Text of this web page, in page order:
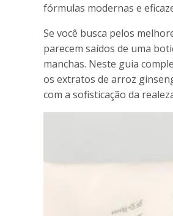
fórmulas modernas e
Se você busca pelos
parecem saídos de uma
manchas. Neste guia
os extratos de arroz
com a sofisticação da